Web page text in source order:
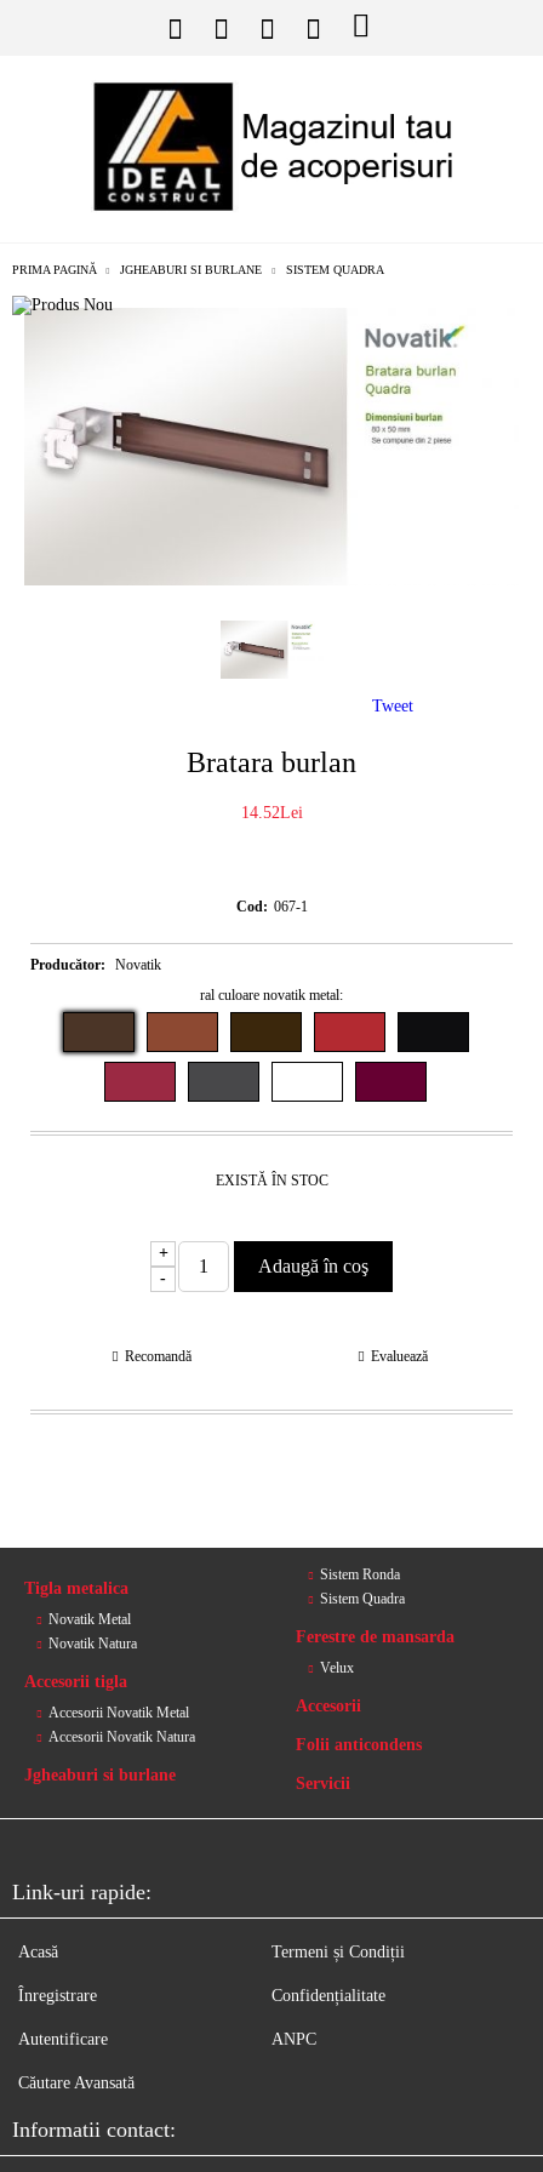
PRIMA PAGINĂ JGHEABURI SI BURLANE SISTEM QUADRA
Bratara burlan
14.52Lei
Cod: 067-1
Producător:
Novatik
ral culoare novatik metal:
EXISTĂ ÎN STOC
+
-
Recomandă Evaluează
Tweet
Tigla metalica
Novatik Metal
Novatik Natura
Accesorii tigla
Accesorii Novatik Metal
Accesorii Novatik Natura
Jgheaburi si burlane
Sistem Ronda
Sistem Quadra
Ferestre de mansarda
Velux
Accesorii
Folii anticondens
Servicii
Link-uri rapide:
Acasă
Înregistrare
Autentificare
Căutare Avansată
Termeni și Condiții
Confidențialitate
ANPC
Informatii contact: